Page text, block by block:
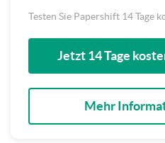
Testen Sie Papershift 14 Tage
Jetzt 14 Tage
Mehr